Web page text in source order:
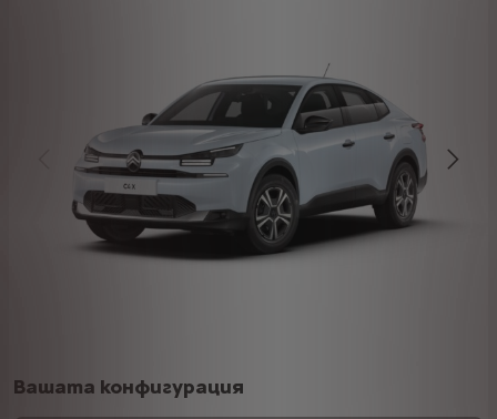
Вашата конфигурация